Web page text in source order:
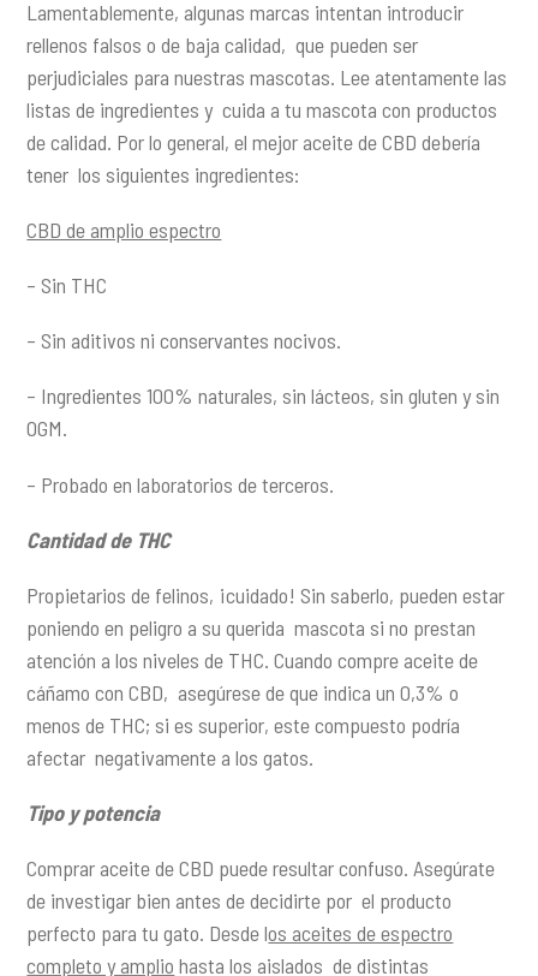
Lamentablemente, algunas marcas intentan introducir
rellenos falsos o de baja calidad, que pueden ser
perjudiciales para nuestras mascotas. Lee atentamente las
listas de ingredientes y cuida a tu mascota con productos
de calidad. Por lo general, el mejor aceite de CBD debería
tener los siguientes ingredientes:
CBD de amplio espectro
– Sin THC
– Sin aditivos ni conservantes nocivos.
– Ingredientes 100% naturales, sin lácteos, sin gluten y sin
OGM.
– Probado en laboratorios de terceros.
Cantidad de THC
Propietarios de felinos, ¡cuidado! Sin saberlo, pueden estar
poniendo en peligro a su querida mascota si no prestan
atención a los niveles de THC. Cuando compre aceite de
cáñamo con CBD, asegúrese de que indica un 0,3% o
menos de THC; si es superior, este compuesto podría
afectar negativamente a los gatos.
Tipo y potencia
Comprar aceite de CBD puede resultar confuso. Asegúrate
de investigar bien antes de decidirte por el producto
perfecto para tu gato. Desde los aceites de espectro
completo y amplio hasta los aislados de distintas